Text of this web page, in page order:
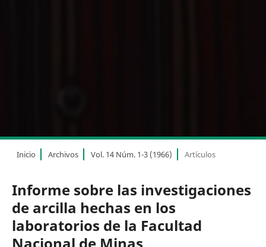
Inicio Archivos Vol. 14 Núm. 1-3 (1966) Artículos
Informe sobre las investigaciones
de arcilla hechas en los
laboratorios de la Facultad